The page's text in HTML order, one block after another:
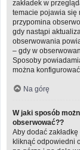
zakładek w
temacie pojawia się
przypomina
gdy nastąpi
obserwowania
– gdy w
Sposoby
można
Na górę
W jaki sposób
obserwować??
Aby dodać
kliknąć odpowiedni